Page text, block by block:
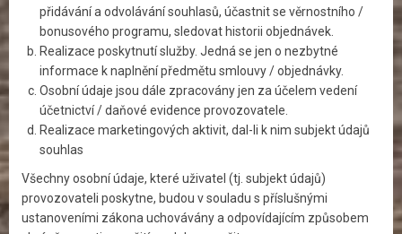
přidávání a odvolávání souhlasů, účastnit se věrnostního /
bonusového programu, sledovat historii objednávek.
Realizace poskytnutí služby. Jedná se jen o nezbytné
informace k naplnění předmětu smlouvy / objednávky.
Osobní údaje jsou dále zpracovány jen za účelem vedení
účetnictví / daňové evidence provozovatele.
Realizace marketingových aktivit, dal-li k nim subjekt údajů
souhlas
Všechny osobní údaje, které uživatel (tj. subjekt údajů)
provozovateli poskytne, budou v souladu s příslušnými
ustanoveními zákona uchovávány a odpovídajícím způsobem